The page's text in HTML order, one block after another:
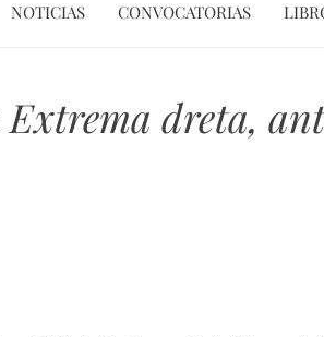
NOTICIAS CONVOCATORIAS
Extrema dreta,